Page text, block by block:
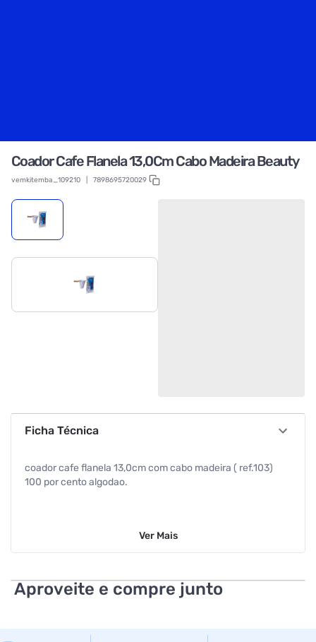
Coador Cafe Flanela 13,0Cm Cabo Madeira Beauty
vemkitemba_109210 7898695720029
Ficha Técnica
coador cafe flanela 13,0cm com cabo madeira ( ref.103)
100 por cento algodao.
Ver Mais
Aproveite e compre junto